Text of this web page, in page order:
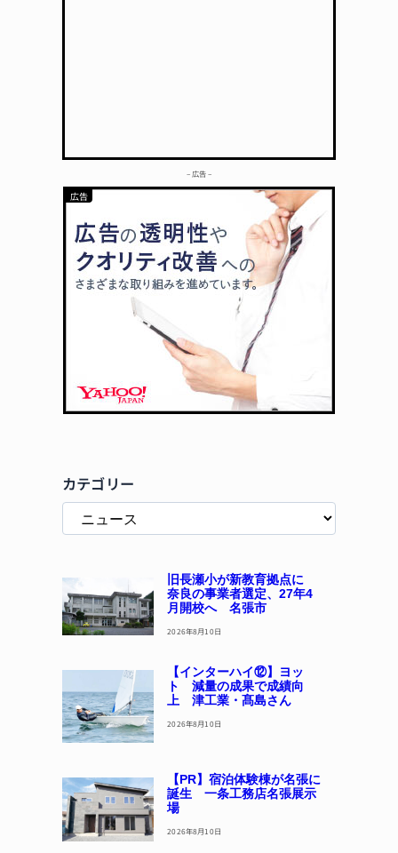
– 広告 –
カテゴリー
旧長瀬小が新教育拠点に
奈良の事業者選定、27年4
月開校へ 名張市
2026年8月10日
【インターハイ⑫】ヨッ
ト 減量の成果で成績向
上 津工業・髙島さん
2026年8月10日
【PR】宿泊体験棟が名張に
誕生 一条工務店名張展示
場
2026年8月10日